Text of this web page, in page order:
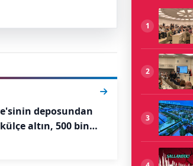
deposundan
altın, 500 bin
1
2
3